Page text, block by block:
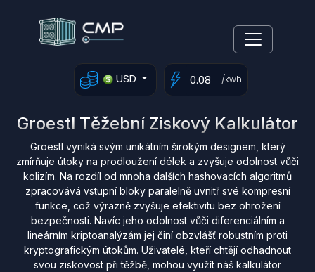
USD /kwh
Groestl Těžební Ziskový Kalkulátor
Groestl vyniká svým unikátním širokým designem, který
zmírňuje útoky na prodloužení délek a zvyšuje odolnost vůči
kolizím. Na rozdíl od mnoha dalších hashovacích algoritmů
zpracovává vstupní bloky paralelně uvnitř své kompresní
funkce, což výrazně zvyšuje efektivitu bez ohrožení
bezpečnosti. Navíc jeho odolnost vůči diferenciálním a
lineárním kriptoanalýzám jej činí obzvlášť robustním proti
kryptografickým útokům. Uživatelé, kteří chtějí odhadnout
svou ziskovost při těžbě, mohou využít náš kalkulátor